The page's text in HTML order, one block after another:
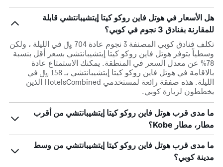
هل الأسعار في هوتل فاين روكو كيتا إيتشيبانتشي قابلة
للمقارنة بفنادق 3 نجوم في كوبي؟
تكلف فنادق كوبي المصنفة 3 نجوم عادة 704 ﷼ في الليلة ، ولكن
وسطياً يتوفر هوتل فاين روكو كيتا إيتشيبانتشي بسعر أقل بنسبة
78% عن معدل السعر في المنطقة. يمكنك الاستمتاع عادة
بالاقامة في هوتل فاين روكو كيتا إيتشيبانتشي بـ 158 ﷼ في
الليلة. هذه صفقة رائعة لمستخدمي HotelsCombined الذين
يخططون لزيارة كوبي.
ما مدى قرب هوتل فاين روكو كيتا إيتشيبانتشي من أقرب
مطار، مطار Kobe؟
ما مدى قرب هوتل فاين روكو كيتا إيتشيبانتشي من وسط
مدينة كوبي؟